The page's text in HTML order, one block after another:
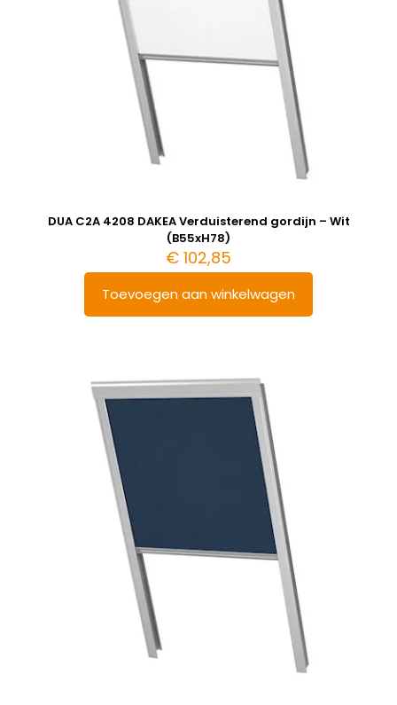
DUA C2A 4208 DAKEA Verduisterend gordijn – Wit
(B55xH78)
€ 102,85
Toevoegen aan winkelwagen